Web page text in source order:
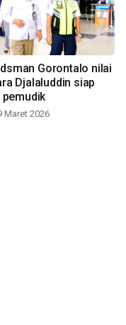
Gorontalo nilai
Djalaluddin siap
pemudik
Maret 2026